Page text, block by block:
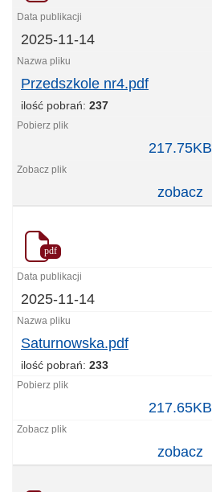
2025-11-14
Przedszkole nr4.pdf
ilość pobrań: 237
nr4.pdf
217.75KB
zobacz
pdf
2025-11-14
Saturnowska.pdf
ilość pobrań: 233
217.65KB
zobacz